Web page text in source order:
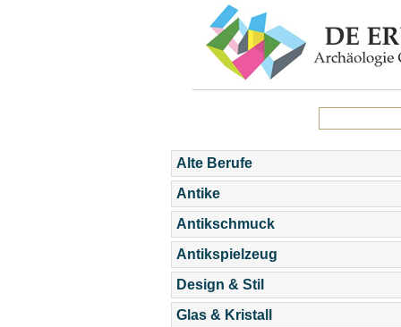
Alte Berufe
Antike
Antikschmuck
Antikspielzeug
Design & Stil
Glas & Kristall